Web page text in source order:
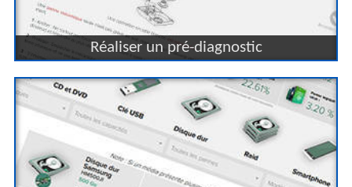
Réaliser un pré-diagnostic